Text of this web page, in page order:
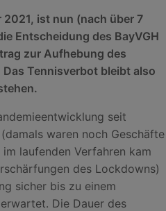
ist nun (nach über 7
Entscheidung des BayVGH
zur Aufhebung des
Das Tennisverbot bleibt also
seit
waren noch Geschäfte
laufenden Verfahren kam
des Lockdowns)
sicher bis zu einem
Die Dauer des